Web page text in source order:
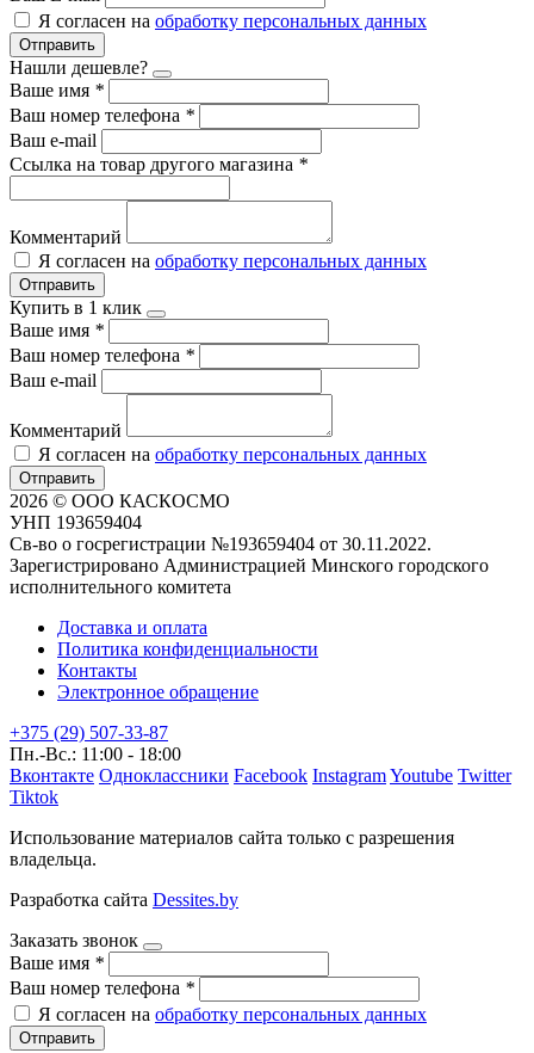
Я согласен на обработку персональных данных
Отправить
Нашли дешевле?
Ваше имя *
Ваш номер телефона *
Ваш e-mail
Ссылка на товар другого магазина *
Комментарий
Я согласен на обработку персональных данных
Отправить
Купить в 1 клик
Ваше имя *
Ваш номер телефона *
Ваш e-mail
Комментарий
Я согласен на обработку персональных данных
Отправить
2026 © ООО КАСКОСМО
УНП 193659404
Св-во о госрегистрации №193659404 от 30.11.2022.
Зарегистрировано Администрацией Минского городского
исполнительного комитета
Доставка и оплата
Политика конфиденциальности
Контакты
Электронное обращение
+375 (29) 507-33-87
Пн.-Вс.: 11:00 - 18:00
Вконтакте Одноклассники Facebook InstagramYoutube Twitter
Tiktok
Использование материалов сайта только с разрешения
владельца.
Разработка сайта Dessites.by
Заказать звонок
Ваше имя *
Ваш номер телефона *
Я согласен на обработку персональных данных
Отправить